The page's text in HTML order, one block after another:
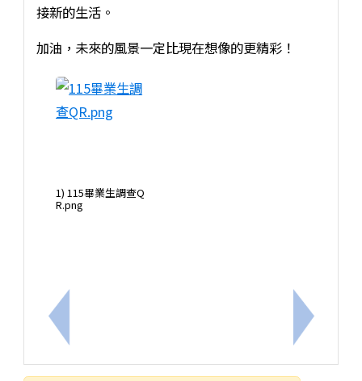
上一筆：衛生局與奇美醫院辦理青少年心理健康講座
接新的生活。
加油，未來的風景一定比現在想像的更精彩！
1) 115畢業生調查Q
R.png
下一筆：